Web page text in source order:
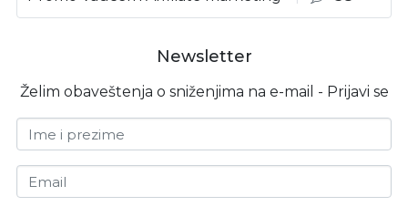
Newsletter
Želim obaveštenja o sniženjima na e-mail - Prijavi se
Ime i prezime
Email